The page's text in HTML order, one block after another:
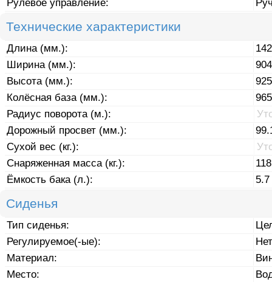
Рулевое управление:
Технические характеристики
Длина (мм.):
Ширина (мм.):
Высота (мм.):
925
Колёсная база (мм.):
Радиус поворота (м.):
Дорожный просвет (мм.):
Сухой вес (кг.):
Снаряженная масса (кг.):
Ёмкость бака (л.):
5.7
Сиденья
Тип сиденья:
Регулируемое(-ые):
Нет
Материал:
Место: